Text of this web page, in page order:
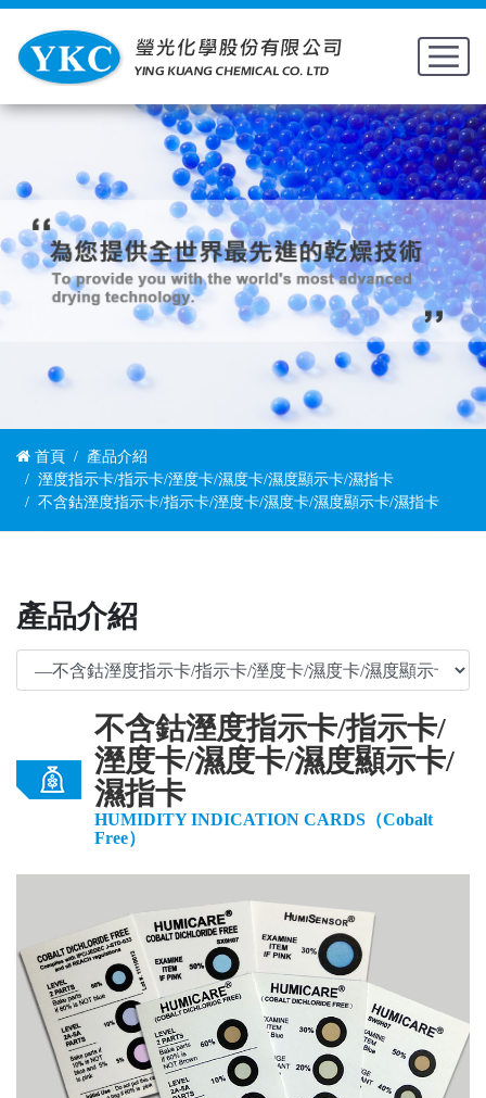
首頁
產品介紹
溼度指示卡/指示卡/溼度卡/濕度卡/濕度顯示卡/濕指卡
不含鈷溼度指示卡/指示卡/溼度卡/濕度卡/濕度顯示卡/濕指卡
產品介紹
不含鈷溼度指示卡/指示卡/
溼度卡/濕度卡/濕度顯示卡/
濕指卡
HUMIDITY INDICATION CARDS（Cobalt
Free）